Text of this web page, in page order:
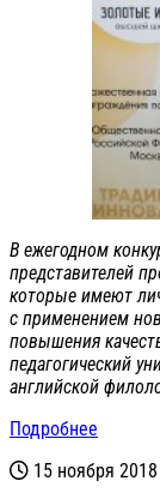
В ежегодном
представителей
которые имеют
с применением
повышения
педагогический
английской
Подробнее
15 ноября 2018